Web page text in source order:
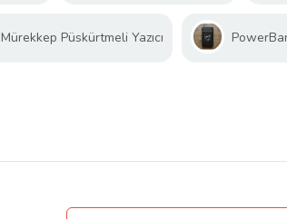
Mürekkep Püskürtmeli Yazıcı